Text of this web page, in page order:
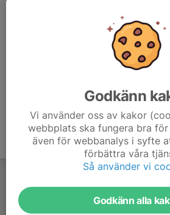
Godkänn
Vi använder oss av kakor
webbplats ska fungera bra
även för webbanalys i syfte
förbättra våra
Så använder vi
Godkänn alla